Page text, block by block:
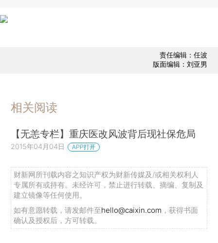
责任编辑：任波
版面编辑：刘亚男
相关阅读
【无恙专栏】重庆医改风波背后现社保危局
2015年04月04日 APP打开
财新网所刊载内容之知识产权为财新传媒及/或相关权利人
专属所有或持有。未经许可，禁止进行转载、摘编、复制及
建立镜像等任何使用。
如有意愿转载，请发邮件至hello@caixin.com ，获得书面
确认及授权后，方可转载。